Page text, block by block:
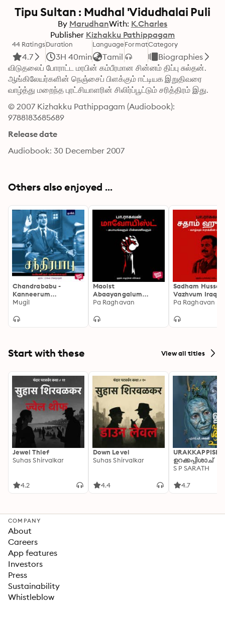
Tipu Sultan : Mudhal 'Vidudhalai Puli
By MarudhanWith: K.Charles
Publisher Kizhakku Pathippagam
44 Ratings
4.7
Duration
3H 40min
Language
Tamil
FormatCategory
Biographies
விடுதலைப் போராட்ட மரபின் கம்பீரமான சின்னம் திப்பு சுல்தன்.
ஆங்கிலேயர்களின் நெஞ்சைப் பிளக்கும் ஈட்டியக இறுதிவரை
வாழ்த்து மறைந்த புரட்சியாளரின் சிலிர்ப்பூட்டும் சரித்திரம் இது.
© 2007 Kizhakku Pathippagam (Audiobook):
9788183685689
Release date
Audiobook: 30 December 2007
Others also enjoyed ...
Chandrababu -
Kanneerum
Punnagayum
Mugil
Maoist
Abaayangalum
Pinnanigalum
Pa Raghavan
Sadham
Vazhvum Iraqin
Maranamum
Pa Raghavan
Start with these View all titles
Jewel Thief
Suhas Shirvalkar
4.2
Down Level
Suhas Shirvalkar
4.4
ഉറക്കപ്പിശാച്
S P SARATH
4.7
COMPANY
About
Careers
App features
Investors
Press
Sustainability
Whistleblow